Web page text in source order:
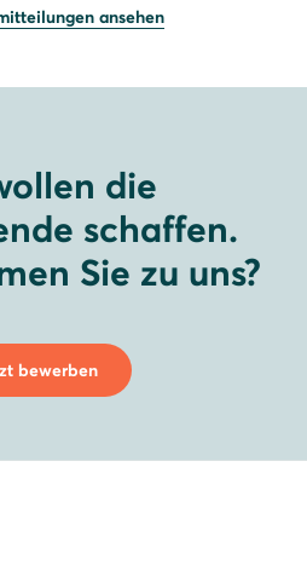
ansehen
die
schaffen.
Sie zu uns?
bewerben